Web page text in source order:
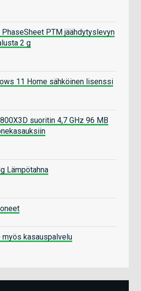
PTM jäähdytyslevyn
2 g
11 Home sähköinen lisenssi
suoritin 4,7 GHz 96 MB
Lämpötahna
kasauspalvelu